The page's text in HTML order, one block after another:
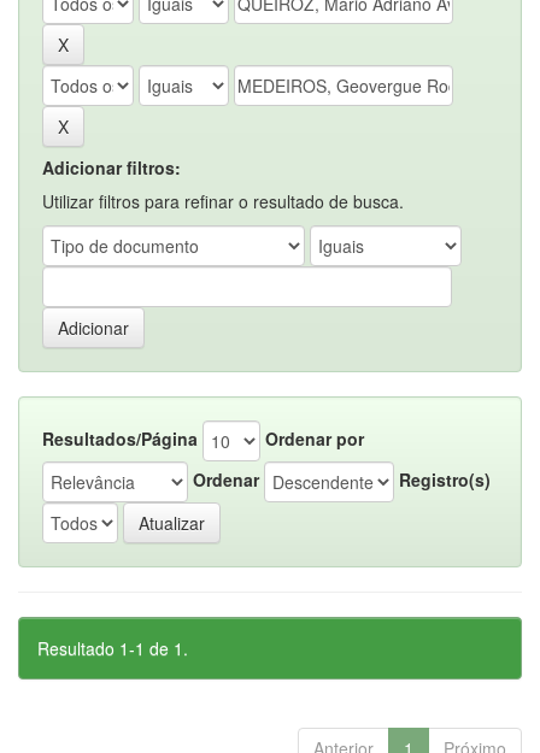
Adicionar filtros:
Utilizar filtros para refinar o resultado de busca.
Resultados/Página
Ordenar por
Ordenar
Registro(s)
Resultado 1-1 de 1.
Anterior 1 Próximo